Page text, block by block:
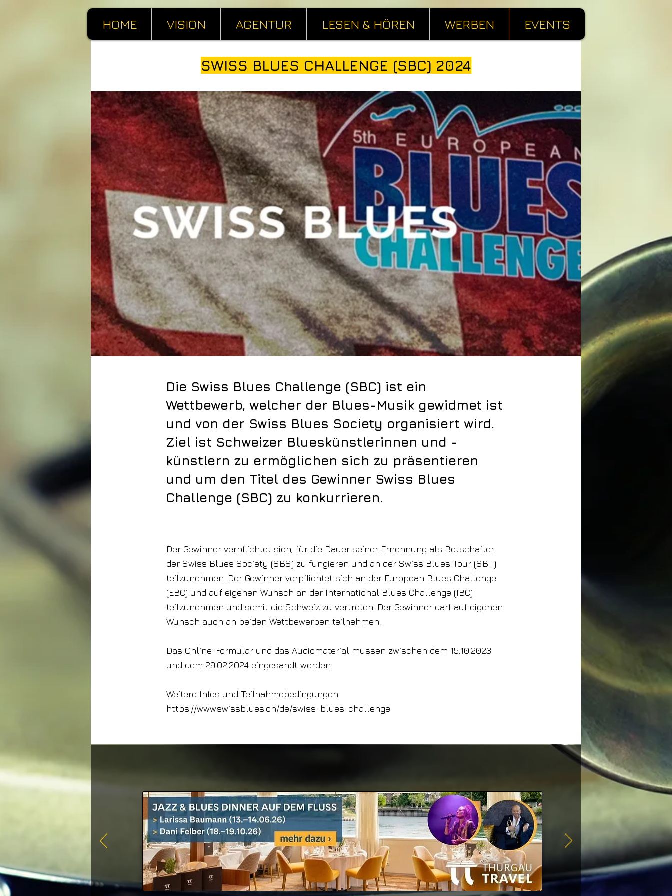
HOME VISION AGENTUR LESEN & HÖREN WERBEN EVENTS
SWISS BLUES CHALLENGE (SBC) 2024
Die Swiss Blues Challenge (SBC) ist ein
Wettbewerb, welcher der Blues-Musik gewidmet ist
und von der Swiss Blues Society organisiert wird.
Ziel ist Schweizer Blueskünstlerinnen und -
künstlern zu ermöglichen sich zu präsentieren
und um den Titel des Gewinner Swiss Blues
Challenge (SBC) zu konkurrieren.
Der Gewinner verpflichtet sich, für die Dauer seiner Ernennung als Botschafter
der Swiss Blues Society (SBS) zu fungieren und an der Swiss Blues Tour (SBT)
teilzunehmen. Der Gewinner verpflichtet sich an der European Blues Challenge
(EBC) und auf eigenen Wunsch an der International Blues Challenge (IBC)
teilzunehmen und somit die Schweiz zu vertreten. Der Gewinner darf auf eigenen
Wunsch auch an beiden Wettbewerben teilnehmen.
Das Online-Formular und das Audiomaterial müssen zwischen dem 15.10.2023
und dem 29.02.2024 eingesandt werden.
Weitere Infos und Teilnahmebedingungen:
https://www.swissblues.ch/de/swiss-blues-challenge